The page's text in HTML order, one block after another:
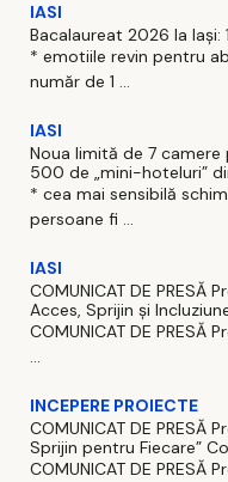
IASI
Bacalaureat 2026 la
* emotiile revin pentru
număr de 1 ...
IASI
Noua limită de 7
500 de „mini-hoteluri”
* cea mai sensibilă
persoane fi ...
IASI
COMUNICAT DE PRESĂ
Acces, Sprijin și
COMUNICAT DE PRESĂ
...
INCEPERE PROIECTE
COMUNICAT DE PRESĂ
Sprijin pentru Fiecare”
COMUNICAT DE PRESĂ